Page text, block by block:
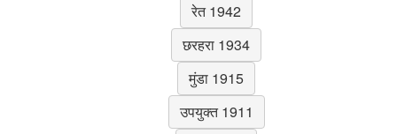
रेत 1942
छरहरा 1934
मुंडा 1915
उपयुक्त 1911